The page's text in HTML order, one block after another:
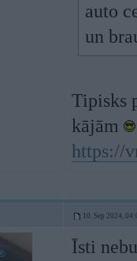
auto
un
Tipisks
kājām
https://
10. Sep 2024,
Īsti